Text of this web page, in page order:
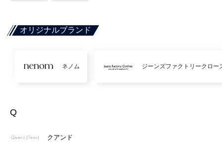
オリジナルブランド
ネノム ジーンズファクトリークロー
Q
クアンド